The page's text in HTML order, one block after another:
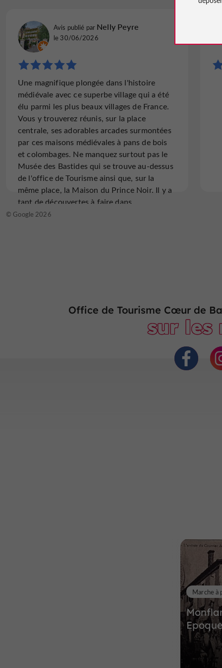
Avis publié par Nelly Peyre
le 30/06/2026
Une magnifique plongée dans l'histoire
médiévale avec ce superbe village qui a été
élu parmi les plus beaux villages de France.
Vous y trouverez réunis, sur la place
centrale, ses adorables arcades surmontées
par ces maisons médiévales à pans de bois
et colombages. Ne manquez surtout pas le
Musée des Bastides qui se trouve au-dessus
de l'office de Tourisme ainsi que, sur la
même place, la Maison du Prince Noir. Il y a
tant de découvertes à faire dans
Monflanquin. A visiter absolument
© Google 2026
Office de Tourisme Cœur de
sur les
Epoque
Marche à